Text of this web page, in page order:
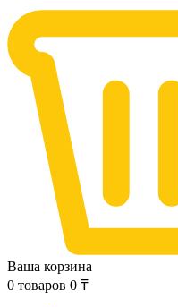
Ваша корзина
0 товаров 0 ₸